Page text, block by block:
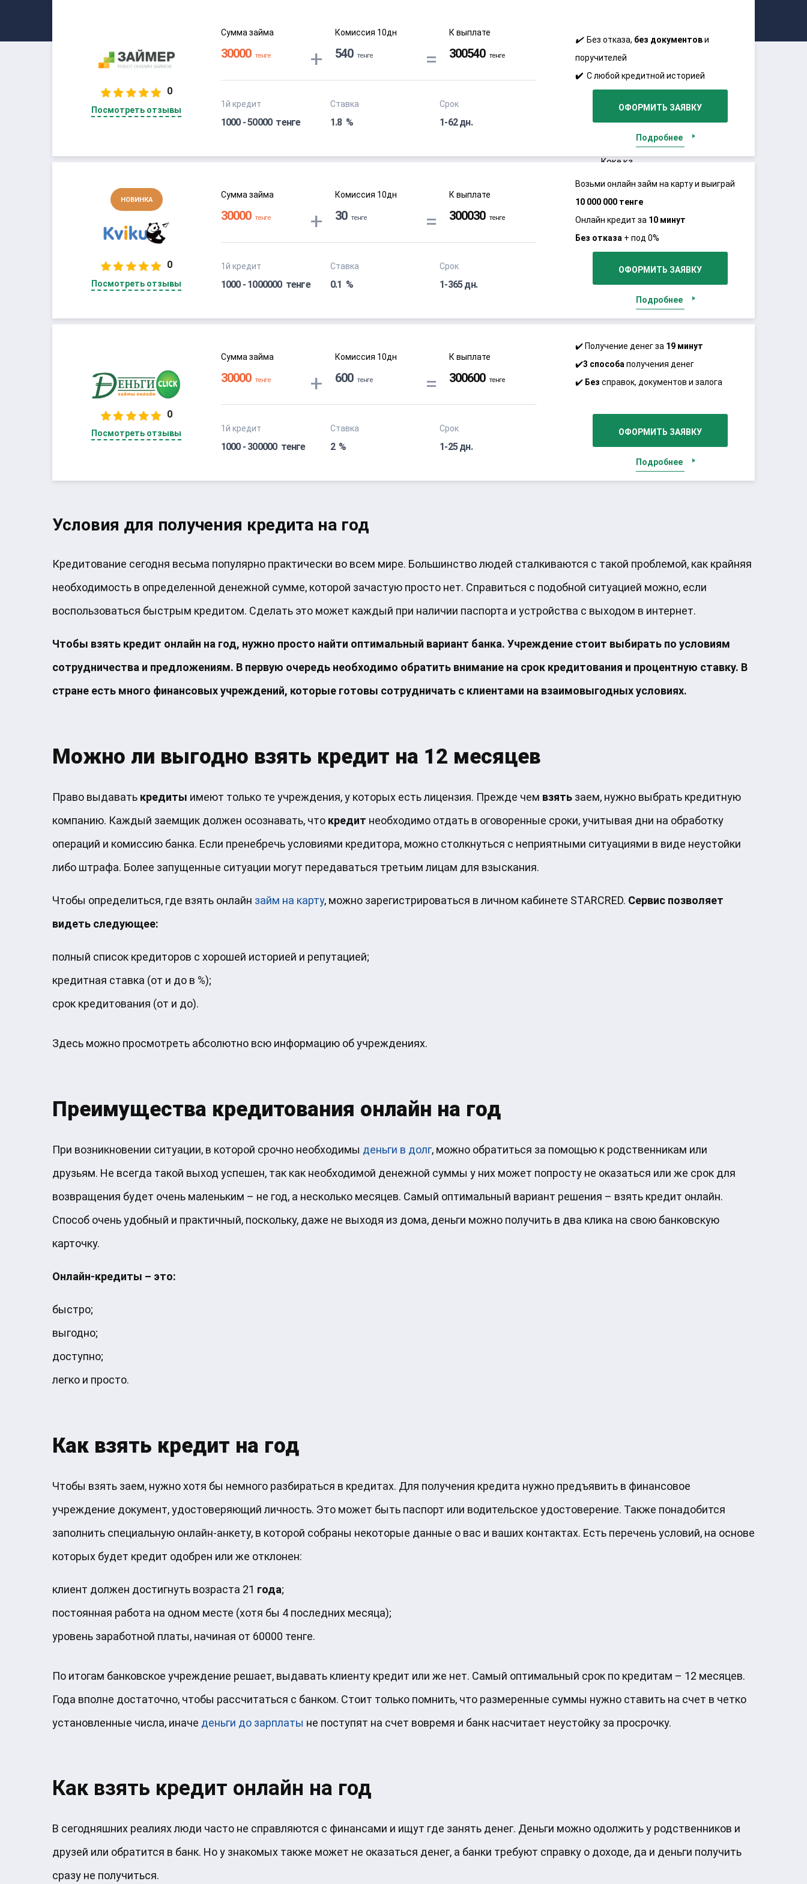
TURBOmoney
Екредит
Коке.кз
(Koke.kz)
Кредит 24
(Kredit7)
(Tengo.kz)
0
Посмотреть отзывы
Сумма займа Комиссия 10дн К выплате
1й кредит
1000 - 50000
Ставка
1.8
Срок
1-62 дн.
✔️ Без отказа, без документови
поручителей
✔️С любой кредитной историей
Нужен только паспорт
ОФОРМИТЬ ЗАЯВКУ
Подробнее
НОВИНКА
0
Посмотреть отзывы
Сумма займа Комиссия 10дн К выплате
1й кредит
1000 - 1000000
Ставка
0.1
Срок
1-365 дн.
Возьми онлайн займ на карту и выиграй
10 000 000 тенге
Онлайн кредит за 10 минут
Без отказа + под 0%
Займ онлайн
ОФОРМИТЬ ЗАЯВКУ
Подробнее
0
Посмотреть отзывы
Сумма займа Комиссия 10дн К выплате
1й кредит
1000 - 300000
Ставка
2
Срок
1-25 дн.
✔️ Получение денег за 19 минут
✔️3 способа получения денег
✔️ Без справок, документов и залога
ОФОРМИТЬ ЗАЯВКУ
Подробнее
Условия для получения кредита на год
Кредитование сегодня весьма популярно практически во всем мире. Большинство людей сталкиваются с такой проблемой, как крайняя
необходимость в определенной денежной сумме, которой зачастую просто нет. Справиться с подобной ситуацией можно, если
воспользоваться быстрым кредитом. Сделать это может каждый при наличии паспорта и устройства с выходом в интернет.
Чтобы взять кредит онлайн на год, нужно просто найти оптимальный вариант банка. Учреждение стоит выбирать по условиям
сотрудничества и предложениям. В первую очередь необходимо обратить внимание на срок кредитования и процентную ставку. В
стране есть много финансовых учреждений, которые готовы сотрудничать с клиентами на взаимовыгодных условиях.
Можно ли выгодно взять кредит на 12 месяцев
Право выдавать кредиты имеют только те учреждения, у которых есть лицензия. Прежде чем взять заем, нужно выбрать кредитную
компанию. Каждый заемщик должен осознавать, что кредит необходимо отдать в оговоренные сроки, учитывая дни на обработку
операций и комиссию банка. Если пренебречь условиями кредитора, можно столкнуться с неприятными ситуациями в виде неустойки
либо штрафа. Более запущенные ситуации могут передаваться третьим лицам для взыскания.
Чтобы определиться, где взять онлайн займ на карту, можно зарегистрироваться в личном кабинете STARCRED. Сервис позволяет
видеть следующее:
полный список кредиторов с хорошей историей и репутацией;
кредитная ставка (от и до в %);
срок кредитования (от и до).
Здесь можно просмотреть абсолютно всю информацию об учреждениях.
Преимущества кредитования онлайн на год
При возникновении ситуации, в которой срочно необходимы деньги в долг, можно обратиться за помощью к родственникам или
друзьям. Не всегда такой выход успешен, так как необходимой денежной суммы у них может попросту не оказаться или же срок для
возвращения будет очень маленьким – не год, а несколько месяцев. Самый оптимальный вариант решения – взять кредит онлайн.
Способ очень удобный и практичный, поскольку, даже не выходя из дома, деньги можно получить в два клика на свою банковскую
карточку.
Онлайн-кредиты – это:
быстро;
выгодно;
доступно;
легко и просто.
Как взять кредит на год
Чтобы взять заем, нужно хотя бы немного разбираться в кредитах. Для получения кредита нужно предъявить в финансовое
учреждение документ, удостоверяющий личность. Это может быть паспорт или водительское удостоверение. Также понадобится
заполнить специальную онлайн-анкету, в которой собраны некоторые данные о вас и ваших контактах. Есть перечень условий, на основе
которых будет кредит одобрен или же отклонен:
клиент должен достигнуть возраста 21 года;
постоянная работа на одном месте (хотя бы 4 последних месяца);
уровень заработной платы, начиная от 60000 тенге.
По итогам банковское учреждение решает, выдавать клиенту кредит или же нет. Самый оптимальный срок по кредитам – 12 месяцев.
Года вполне достаточно, чтобы рассчитаться с банком. Стоит только помнить, что размеренные суммы нужно ставить на счет в четко
установленные числа, иначе деньги до зарплаты не поступят на счет вовремя и банк насчитает неустойку за просрочку.
Как взять кредит онлайн на год
В сегодняшних реалиях люди часто не справляются с финансами и ищут где занять денег. Деньги можно одолжить у родственников и
друзей или обратится в банк. Но у знакомых также может не оказаться денег, а банки требуют справку о доходе, да и деньги получить
сразу не получиться.